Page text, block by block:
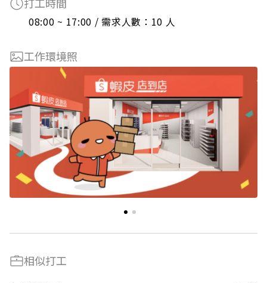
08:00 ~ 17:00 / 需求人數：10 人
工作環境照
相似打工